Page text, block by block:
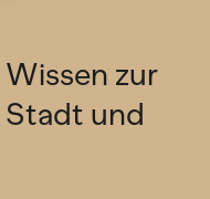
Wissen zur
und